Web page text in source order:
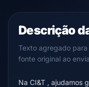
Descrição
Texto agregado
fonte original ao
Na CI&T , ajudamos